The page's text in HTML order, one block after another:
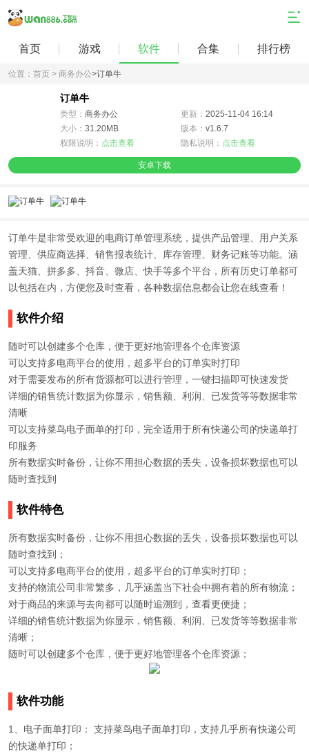
首页 游戏 软件 合集 排行榜
位置： 首页 > 商务办公>订单牛
订单牛
类型： 商务办公 更新： 2025-11-04 16:14
大小： 31.20MB 版本： v1.6.7
权限说明： 点击查看 隐私说明： 点击查看
安卓下载
订单牛是非常受欢迎的电商订单管理系统，提供产品管理、用户关系
管理、供应商选择、销售报表统计、库存管理、财务记账等功能。涵
盖天猫、拼多多、抖音、微店、快手等多个平台，所有历史订单都可
以包括在内，方便您及时查看，各种数据信息都会让您在线查看！
软件介绍
随时可以创建多个仓库，便于更好地管理各个仓库资源
可以支持多电商平台的使用，超多平台的订单实时打印
对于需要发布的所有货源都可以进行管理，一键扫描即可快速发货
详细的销售统计数据为你显示，销售额、利润、已发货等等数据非常
清晰
可以支持菜鸟电子面单的打印，完全适用于所有快递公司的快递单打
印服务
所有数据实时备份，让你不用担心数据的丢失，设备损坏数据也可以
随时查找到
软件特色
所有数据实时备份 ，让你不用担心数据的丢失，设备损坏数据也可以
随时查找到；
可以支持多电商平台的使用 ，超多平台的订单实时打印；
支持的物流公司非常繁多 ，几乎涵盖当下社会中拥有着的所有物流；
对于商品的来源与去向都可以随时追溯到
，查看更便捷；
详细的销售统计数据为你显示 ，销售额、利润、已发货等等数据非常
清晰；
随时可以创建多个仓库 ，便于更好地管理各个仓库资源；
软件功能
1、电子面单打印： 支持菜鸟电子面单打印，支持几乎所有快递公司
的快递单打印；